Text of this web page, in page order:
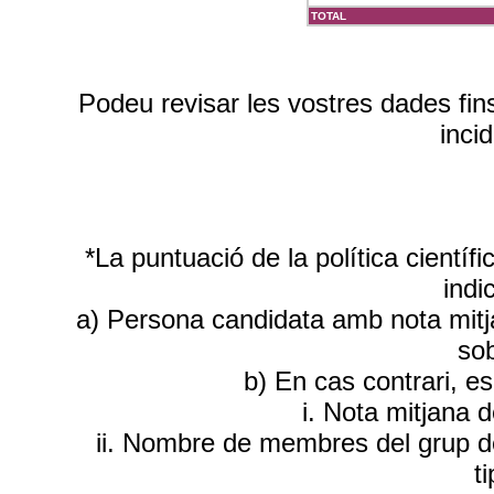
TOTAL
Podeu revisar les vostres dades
*La puntuació de la política
a) Persona candidata amb nota
b) En cas contrari,
i. Nota mitjana
ii. Nombre de membres del grup